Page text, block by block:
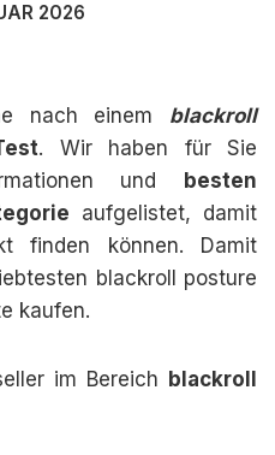
2026
nach einem blackroll
. Wir haben für Sie
und
besten
aufgelistet, damit
finden können. Damit
blackroll posture
kaufen.
im Bereich blackroll